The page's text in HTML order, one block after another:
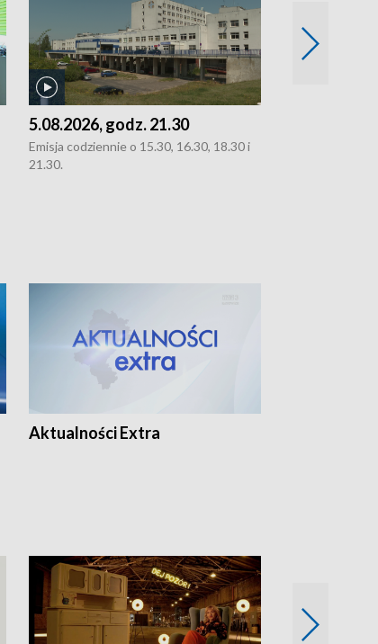
5.08.2026, godz. 21.30
Emisja codziennie o 15.30, 16.30, 18.30 i
21.30.
Aktualności Extra